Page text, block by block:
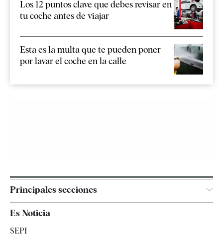
Los 12 puntos clave que debes revisar en
tu coche antes de viajar
Esta es la multa que te pueden poner
por lavar el coche en la calle
Principales secciones
Es Noticia
SEPI